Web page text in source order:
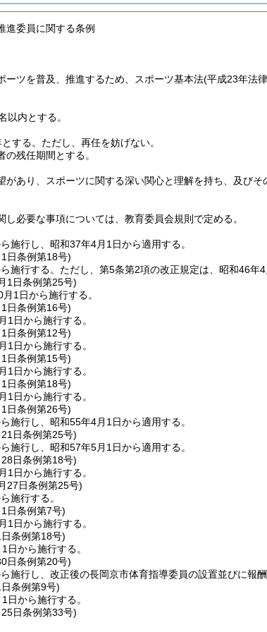
進委員に関する条例
ーツを普及、推進するため、スポーツ基本法(平成23年法
以内とする。
する。 ただし、再任を妨げない。
残任期間とする。
があり、スポーツに関する深い関心と理解を持ち、及び
し必要な事項については、教育委員会規則で定める。
施行し、昭和37年4月1日から適用する。
日条例第18号)
施行する。 ただし、第5条第2項の改正規定は、昭和46年4
1日条例第25号)
1日から施行する。
日条例第16号)
1日から施行する。
日条例第12号)
1日から施行する。
日条例第15号)
1日から施行する。
日条例第18号)
1日から施行する。
日条例第26号)
施行し、昭和55年4月1日から適用する。
日条例第25号)
施行し、昭和57年5月1日から適用する。
日条例第18号)
1日から施行する。
27日条例第25号)
施行する。
日条例第7号)
1日から施行する。
条例第18号)
日から施行する。
日条例第20号)
施行し、改正後の長岡京市体育指導委員の設置並びに報
条例第9号)
日から施行する。
日条例第33号)